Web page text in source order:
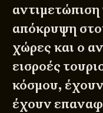
απόκρυψη
χώρες και ο
εισροές
κόσμου, έχουν
έχουν